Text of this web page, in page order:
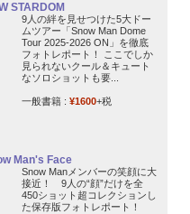
STARDOM
9人の絆を見せつけた5大ドー
ムツアー「Snow Man Dome
Tour 2025-2026 ON」を徹底
フォトレポート！ ここでしか
見られないクール＆キュート
なソロショットも要...
一般書籍 : ¥1600+税
Man's Face
Snow Manメンバーの笑顔に大
接近！ 9人の“顔”だけを全
450ショット超コレクションし
た保存版フォトレポート！